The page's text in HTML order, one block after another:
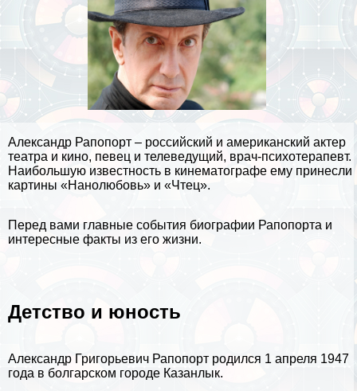
Александр Рапопорт – российский и американский актер
театра и кино, певец и телеведущий, врач-психотерапевт.
Наибольшую известность в кинематографе ему принесли
картины «Нанолюбовь» и «Чтец».
Перед вами главные события биографии Рапопорта и
интересные факты из его жизни.
Детство и юность
Александр Григорьевич Рапопорт родился 1 апреля 1947
года в болгарском городе Казанлык.